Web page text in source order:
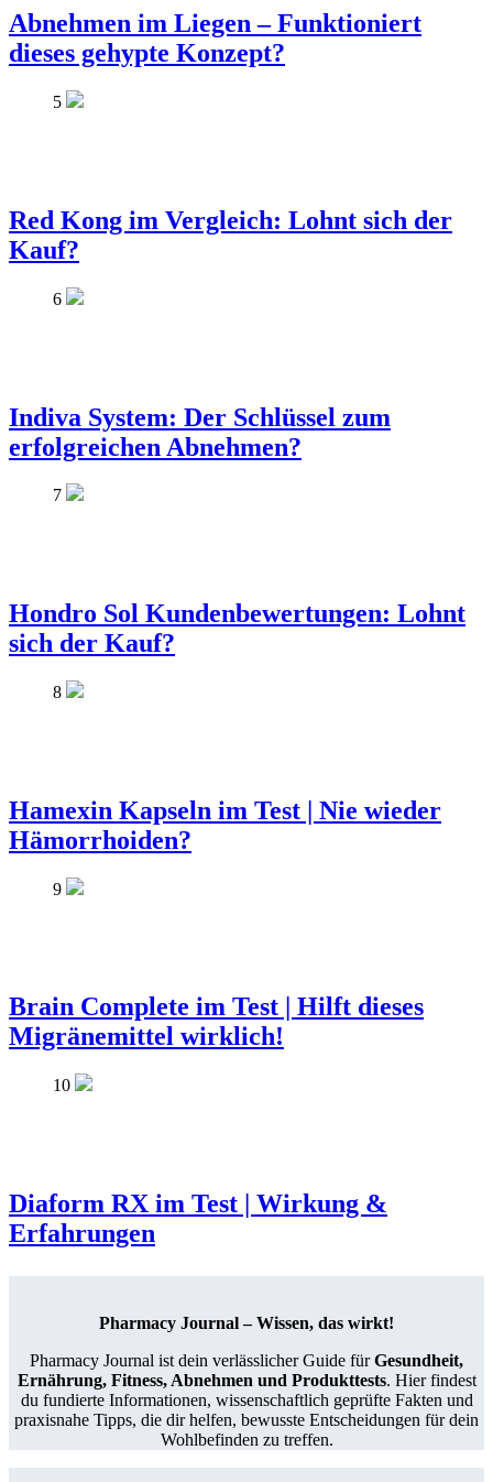
Abnehmen im Liegen – Funktioniert
dieses gehypte Konzept?
5
Red Kong im Vergleich: Lohnt sich der
Kauf?
6
Indiva System: Der Schlüssel zum
erfolgreichen Abnehmen?
7
Hondro Sol Kundenbewertungen: Lohnt
sich der Kauf?
8
Hamexin Kapseln im Test | Nie wieder
Hämorrhoiden?
9
Brain Complete im Test | Hilft dieses
Migränemittel wirklich!
10
Diaform RX im Test | Wirkung &
Erfahrungen
Pharmacy Journal – Wissen, das wirkt!
Pharmacy Journal ist dein verlässlicher Guide fürGesundheit,
Ernährung, Fitness, Abnehmen und Produkttests. Hier findest
du fundierte Informationen, wissenschaftlich geprüfte Fakten und
praxisnahe Tipps, die dir helfen, bewusste Entscheidungen für dein
Wohlbefinden zu treffen.